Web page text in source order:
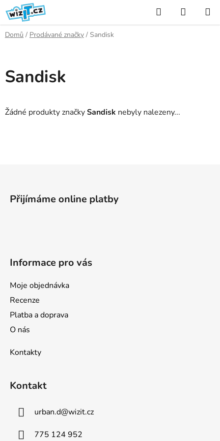
Přejít
na
obsah
Hledat
KOŠÍK
Domů / Prodávané značky / Sandisk
Sandisk
Žádné produkty značkySandisk nebyly nalezeny...
Přijímáme online platby
Informace pro vás
Moje objednávka
Recenze
Platba a doprava
O nás
Kontakty
Kontakt
urban.d@wizit.cz
775 124 952